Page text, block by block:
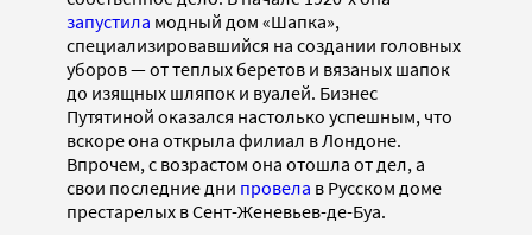
запустила модный дом «Шапка»,
специализировавшийся на создании головных
уборов — от теплых беретов и вязаных шапок
до изящных шляпок и вуалей. Бизнес
Путятиной оказался настолько успешным, что
вскоре она открыла филиал в Лондоне.
Впрочем, с возрастом она отошла от дел, а
свои последние дни провела в Русском доме
престарелых в Сент-Женевьев-де-Буа.